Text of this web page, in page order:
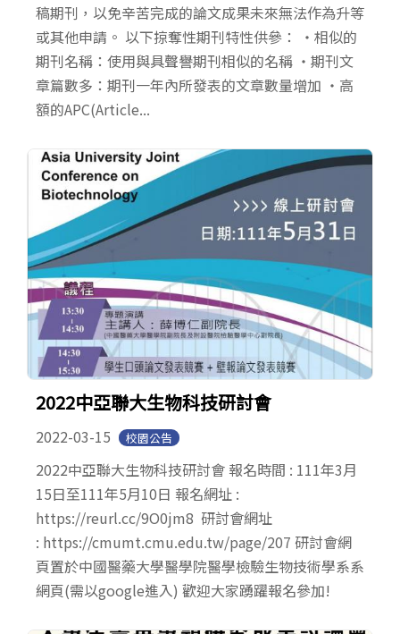
稿期刊，以免辛苦完成的論文成果未來無法作為升等
或其他申請。 以下掠奪性期刊特性供參： ‧相似的
期刊名稱：使用與具聲譽期刊相似的名稱 ‧期刊文
章篇數多：期刊一年內所發表的文章數量增加 ‧高
額的APC(Article...
2022中亞聯大生物科技研討會
2022-03-15 校園公告
2022中亞聯大生物科技研討會 報名時間 : 111年3月
15日至111年5月10日 報名網址 :
https://reurl.cc/9O0jm8 研討會網址
: https://cmumt.cmu.edu.tw/page/207 研討會網
頁置於中國醫藥大學醫學院醫學檢驗生物技術學系系
網頁(需以google進入) 歡迎大家踴躍報名參加!